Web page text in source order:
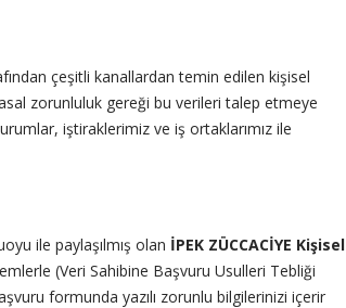
çeşitli kanallardan temin edilen kişisel
zorunluluk gereği bu verileri talep etmeye
iştiraklerimiz ve iş ortaklarımız ile
ile paylaşılmış olan İPEK ZÜCCACİYE Kişisel
(Veri Sahibine Başvuru Usulleri Tebliği
formunda yazılı zorunlu bilgilerinizi içerir